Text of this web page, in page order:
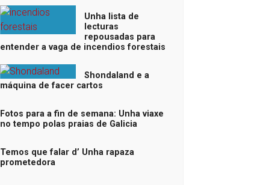
Unha lista de
lecturas
repousadas para
entender a vaga de incendios forestais
Shondaland e a
máquina de facer cartos
Fotos para a fin de semana: Unha viaxe
no tempo polas praias de Galicia
Temos que falar d’ Unha rapaza
prometedora